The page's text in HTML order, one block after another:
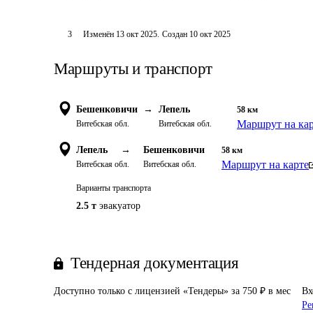
3 Изменён 13 окт 2025. Создан 10 окт 2025
Маршруты и транспорт
Бешенковичи →
Витебская обл.
Лепель
Витебская обл.
58 км
Маршрут на
Лепель →
Витебская обл.
Бешенковичи
Витебская обл.
58 км
Маршрут на карте
Варианты транспорта
2.5 т эвакуатор
Тендерная документация
Доступно только с лицензией «Тендеры» за 750 ₽ в мес